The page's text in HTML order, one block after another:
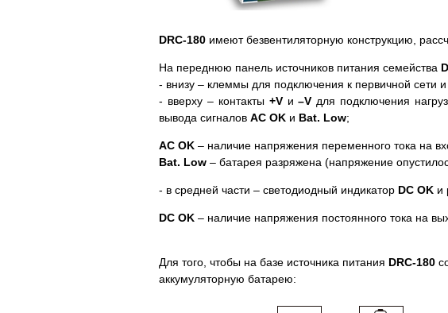
DRC-180 имеют безвентиляторную конструкцию,
На переднюю панель источников питания семейства
- внизу – клеммы для подключения к первичной сети
- вверху – контакты +Vи–V для подключения
вывода сигналов AC OK и Bat. Low;
AC OK – наличие напряжения переменного тока на
Bat. Low – батарея разряжена (напряжение
- в средней части – светодиодный индикатор DC OK и
DC OK – наличие напряжения постоянного тока на
Для того, чтобы на базе источника питания DRC-180
аккумуляторную батарею: